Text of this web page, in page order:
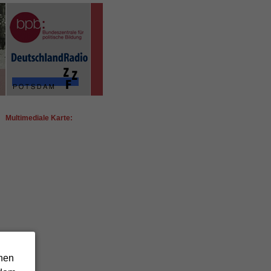
Multimediale Karte: